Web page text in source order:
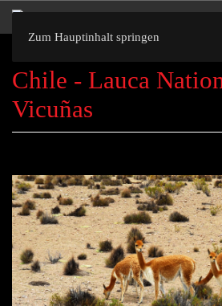
Zum Hauptinhalt springen
Chile - Lauca
Vicuñas